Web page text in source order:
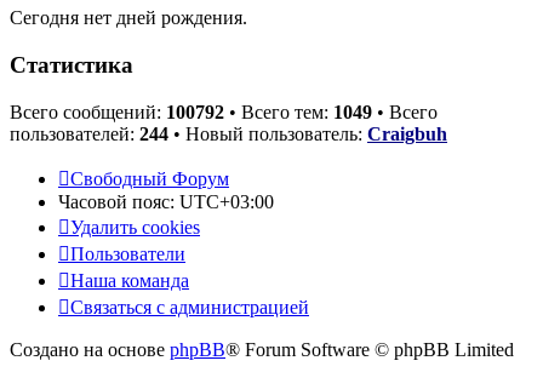
Сегодня нет дней рождения.
Статистика
Всего сообщений: 100792 • Всего тем: 1049 • Всего
пользователей: 244 • Новый пользователь: Craigbuh
Свободный Форум
Часовой пояс: UTC+03:00
Удалить cookies
Пользователи
Наша команда
Связаться с администрацией
Создано на основе phpBB® Forum Software © phpBB Limited